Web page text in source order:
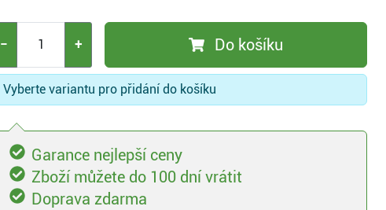
− + Do košíku
Vyberte variantu pro přidání do košíku
Garance nejlepší ceny
Zboží můžete do 100 dní vrátit
Doprava zdarma